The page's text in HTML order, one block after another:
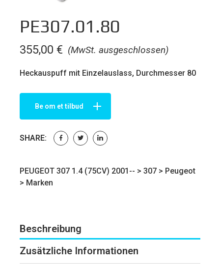
PE307.01.80
(MwSt. ausgeschlossen)
355,00 €
Heckauspuff mit Einzelauslass, Durchmesser 80
Be om et tilbud
SHARE:
PEUGEOT 307 1.4 (75CV) 2001-- > 307 > Peugeot
> Marken
Beschreibung
Zusätzliche Informationen